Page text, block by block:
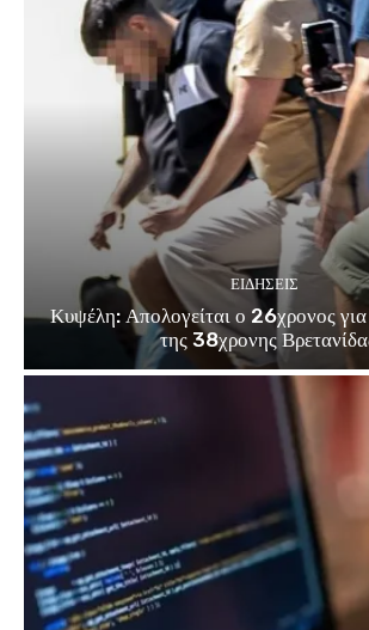
ΕΙΔΗΣΕΙΣ
Κυψέλη: Απολογείται ο 26χρονος
της 38χρονης